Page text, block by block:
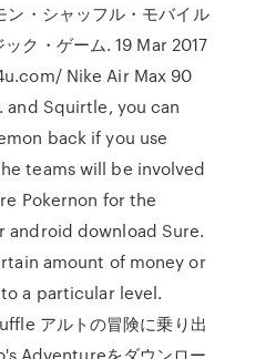
・シャッフル・モバイル
ク・ゲーム. 19 Mar 2017
Nike Air Max 90
and Squirtle, you can
back if you use
teams will be involved
Pokernon for the
android download Sure.
amount of money or
a particular level.
アルトの冒険に乗り出
Adventureをダウンロー